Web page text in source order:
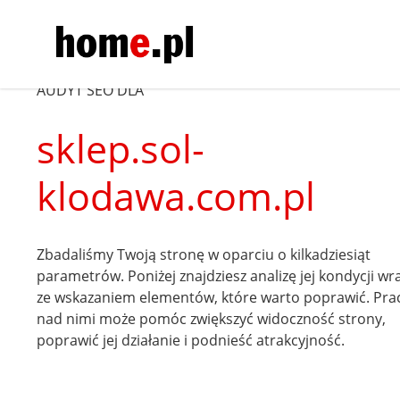
AUDYT SEO DLA
sklep.sol-
klodawa.com.pl
Zbadaliśmy Twoją stronę w oparciu o kilkadziesiąt
parametrów. Poniżej znajdziesz analizę jej kondycji
ze wskazaniem elementów, które warto poprawić.
nad nimi może pomóc zwiększyć widoczność strony,
poprawić jej działanie i podnieść atrakcyjność.